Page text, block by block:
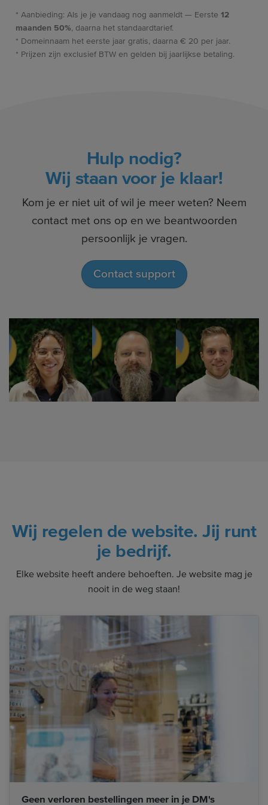
* Aanbieding: Als je je vandaag nog aanmeldt — Eerste 12
maanden 50%, daarna het standaardtarief.
* Domeinnaam het eerste jaar gratis, daarna € 20 per jaar.
* Prijzen zijn exclusief BTW en gelden bij jaarlijkse betaling.
Hulp nodig?
Wij staan voor je klaar!
Kom je er niet uit of wil je meer weten? Neem
contact met ons op en we beantwoorden
persoonlijk je vragen.
Contact support
Wij regelen de website. Jij runt
je bedrijf.
Elke website heeft andere behoeften. Je website mag je
nooit in de weg staan!
Geen verloren bestellingen meer in je DM's